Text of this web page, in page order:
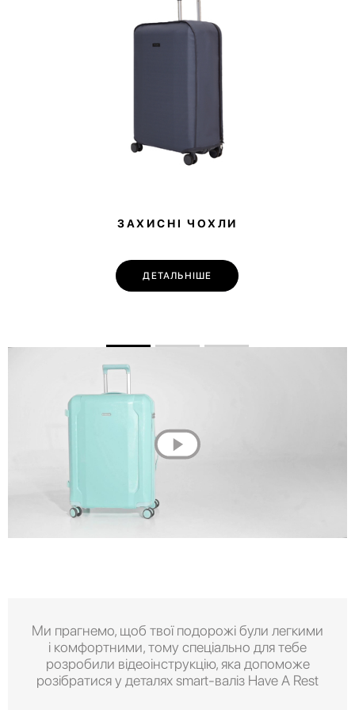
ЗАХИСНІ ЧОХЛИ
ДЕТАЛЬНІШЕ
Ми прагнемо, щоб твої подорожі були легкими
і комфортними, тому спеціально для тебе
розробили відеоінструкцію, яка допоможе
розібратися у деталях smart-валіз Have A Rest
💌 Долучайся до спільноти Have A Rest!